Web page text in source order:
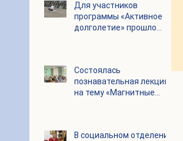
Для участников
программы «Активное
долголетие» прошло
Состоялась
познавательная лекция
на тему «Магнитные
В социальном отделении